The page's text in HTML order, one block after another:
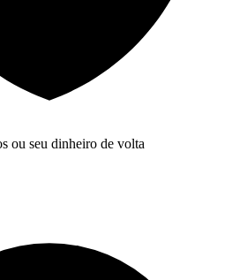
ou seu dinheiro de volta